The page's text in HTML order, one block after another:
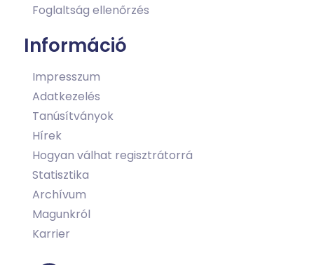
Foglaltság ellenőrzés
Információ
Impresszum
Adatkezelés
Tanúsítványok
Hírek
Hogyan válhat regisztrátorrá
Statisztika
Archívum
Magunkról
Karrier